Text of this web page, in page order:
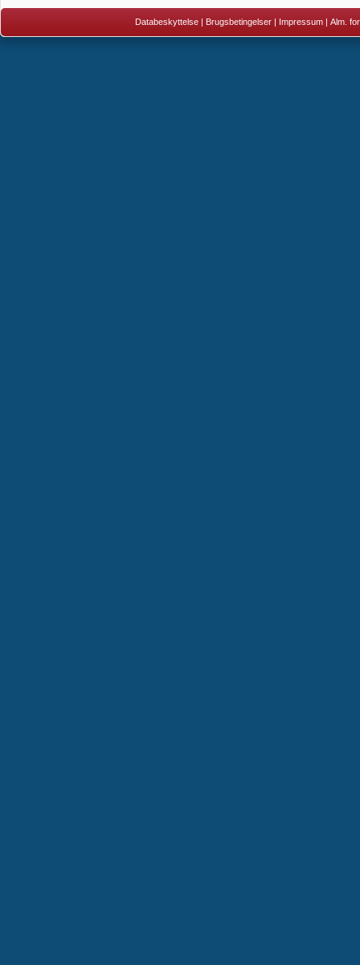
Databeskyttelse | Brugsbetingelser | Impressum | Alm.